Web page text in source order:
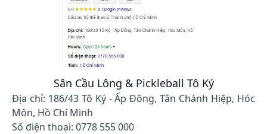
Sân Cầu Lông & Pickleball Tô Ký
Địa chỉ: 186/43 Tô Ký - Ấp Đông, Tân Chánh Hiệp, Hóc
Môn, Hồ Chí Minh
Số điện thoại: 0778 555 000